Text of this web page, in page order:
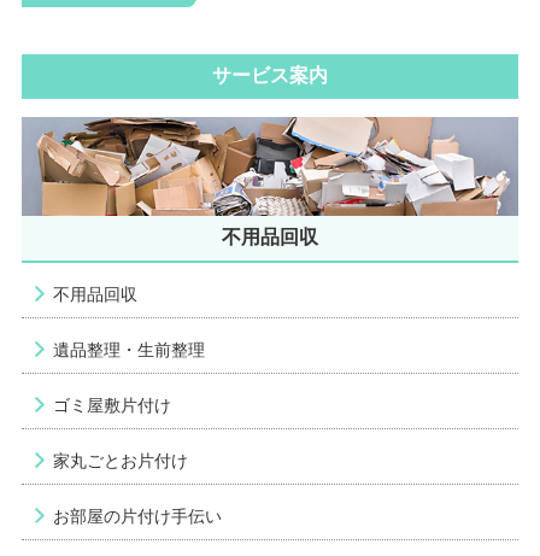
サービス案内
不用品回収
不用品回収
遺品整理・生前整理
ゴミ屋敷片付け
家丸ごとお片付け
お部屋の片付け手伝い